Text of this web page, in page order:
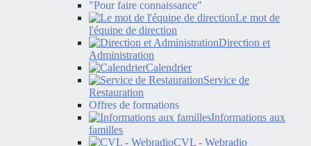
"Pour faire connaissance"
Le mot de
l'équipe de direction
Direction et
Administration
Calendrier
Service de
Restauration
Offres de formations
Informations aux
familles
CVL - Webradio